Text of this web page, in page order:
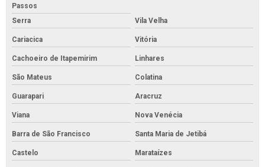
Passos
Serra
Vila Velha
Cariacica Vitória
Cachoeiro de Itapemirim Linhares
São Mateus Colatina
Guarapari Aracruz
Viana Nova Venécia
Barra de São Francisco Santa Maria de Jetibá
Castelo Marataízes